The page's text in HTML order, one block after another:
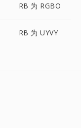
RB 为 RGBO
RB 为 UYVY